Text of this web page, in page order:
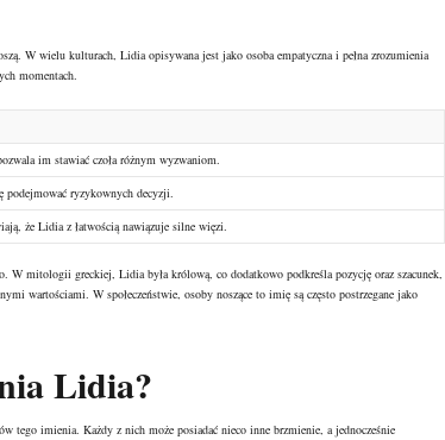
W wielu kulturach, Lidia opisywana jest jako osoba empatyczna i pełna zrozumienia
momentach.
im stawiać czoła różnym wyzwaniom.
ryzykownych decyzji.
że Lidia z łatwością nawiązuje silne więzi.
W mitologii greckiej, Lidia była królową, co dodatkowo podkreśla pozycję oraz szacunek,
wartościami. W społeczeństwie, osoby noszące to imię są często postrzegane jako
Lidia?
imienia. Każdy z nich może posiadać nieco inne brzmienie, a jednocześnie